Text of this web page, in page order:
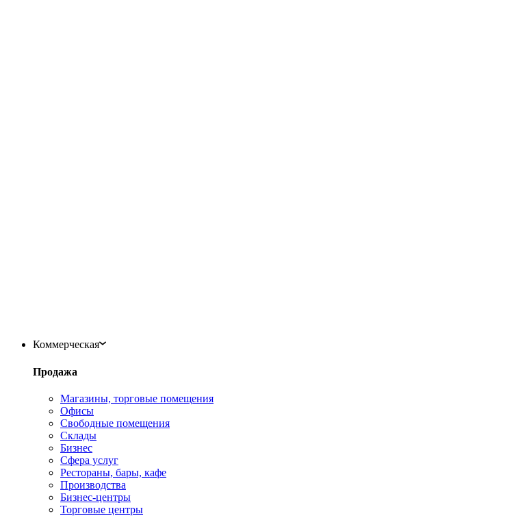
Коммерческая
Продажа
Магазины, торговые помещения
Офисы
Свободные помещения
Склады
Бизнес
Сфера услуг
Рестораны, бары, кафе
Производства
Бизнес-центры
Торговые центры